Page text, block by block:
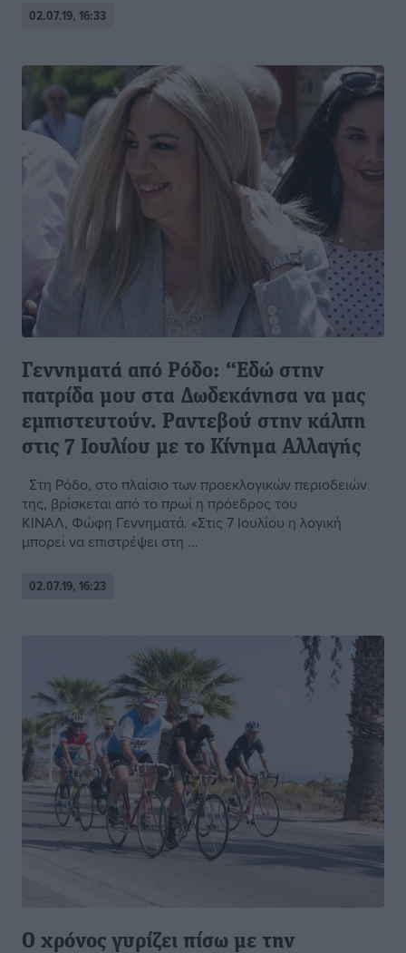
02.07.19, 16:33
Γεννηματά από Ρόδο: “Eδώ στην
πατρίδα μου στα Δωδεκάνησα να μας
εμπιστευτούν. Ραντεβού στην κάλπη
στις 7 Ιουλίου με το Κίνημα Αλλαγής
Στη Ρόδο, στο πλαίσιο των προεκλογικών περιοδειών
της, βρίσκεται από το πρωί η πρόεδρος του
ΚΙΝΑΛ, Φώφη Γεννηματά. «Στις 7 Ιουλίου η λογική
μπορεί να επιστρέψει στη ...
02.07.19, 16:23
Ο χρόνος γυρίζει πίσω με την